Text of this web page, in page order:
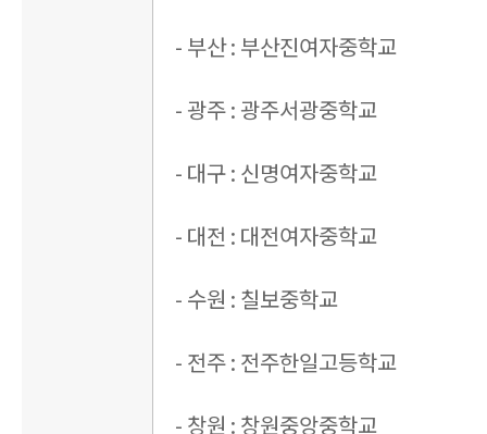
- 부산 : 부산진여자중학교
- 광주 : 광주서광중학교
- 대구 : 신명여자중학교
- 대전 : 대전여자중학교
- 수원 : 칠보중학교
- 전주 : 전주한일고등학교
- 창원 : 창원중앙중학교